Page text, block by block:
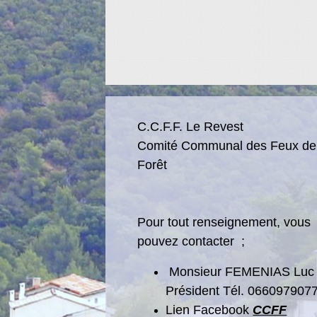
C.C.F.F. Le Revest
Comité Communal des Feux de
Forêt
Pour tout renseignement, vous
pouvez contacter ;
Monsieur FEMENIAS Luc
Président Tél.
Lien Facebook CCFF